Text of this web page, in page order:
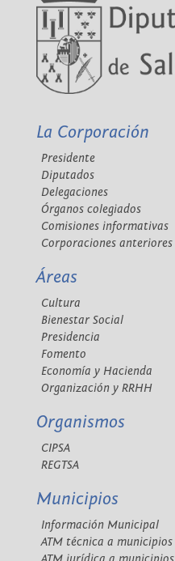
La Corporación
Presidente
Diputados
Delegaciones
Órganos colegiados
Comisiones informativas
Corporaciones anteriores
Áreas
Cultura
Bienestar Social
Presidencia
Fomento
Economía y Hacienda
Organización y RRHH
Organismos
CIPSA
REGTSA
Municipios
Información Municipal
ATM técnica a municipios